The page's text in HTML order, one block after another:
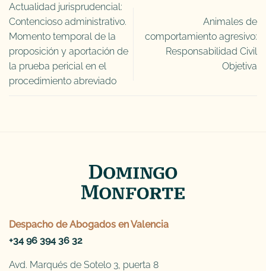
Actualidad jurisprudencial:
Contencioso administrativo.
Momento temporal de la
proposición y aportación de
la prueba pericial en el
procedimiento abreviado
Animales de
comportamiento agresivo:
Responsabilidad Civil
Objetiva
Despacho de Abogados en Valencia
+34 96 394 36 32
Avd. Marqués de Sotelo 3, puerta 8